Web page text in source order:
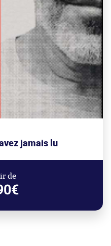
jamais lu
de